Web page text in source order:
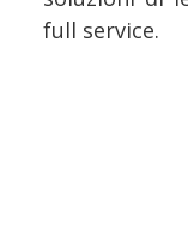
full service.